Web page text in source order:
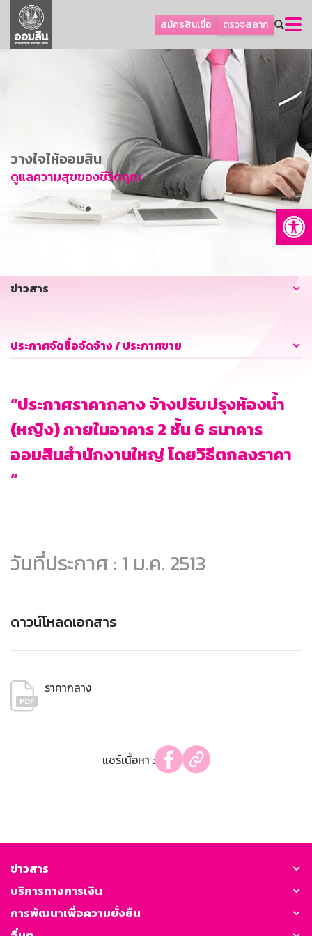
สมัครสินเชื่อ ตรวจสลาก
ลูกค้าธุรกิจ
ลูกค้าผู้ประกอบรายย่อย
การพัฒนาที่ยั่งยืน
ข่าวสาร
บริการทางการเงิน
อื่นๆ
วางใจให้ออมสิน
ดูแลความสุขของชีวิตคุณ
ข่าวสาร
ประกาศจัดซื้อจัดจ้าง / ประกาศขาย
“ประกาศราคากลาง จ้างปรับปรุงห้องน้ำ
(หญิง) ภายในอาคาร 2 ชั้น 6 ธนาคาร
ออมสินสำนักงานใหญ่ โดยวิธีตกลงราคา
“
วันที่ประกาศ : 1 ม.ค. 2513
ดาวน์โหลดเอกสาร
ราคากลาง
แชร์เนื้อหา :
ข่าวสาร
บริการทางการเงิน
การพัฒนาเพื่อความยั่งยืน